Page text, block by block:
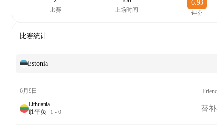
比赛 上场时间
6.93
评分
比赛统计
Estonia
6月9日
Lithuania
胜平负 1 - 0 替